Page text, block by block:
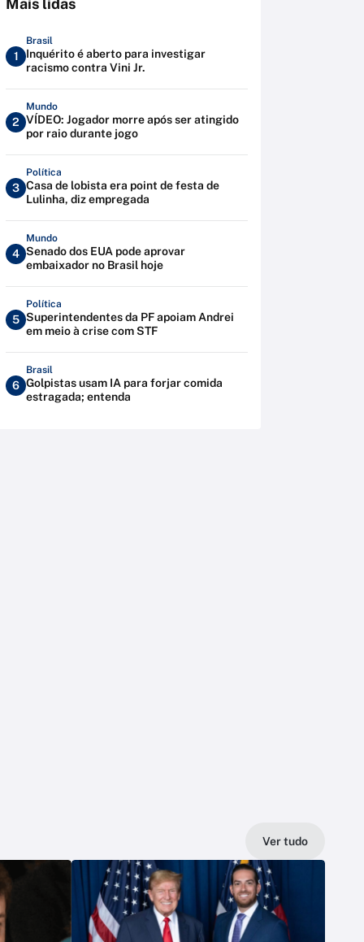
Mais lidas
1
Brasil
Inquérito é aberto para investigar
racismo contra Vini Jr.
2
Mundo
VÍDEO: Jogador morre após ser atingido
por raio durante jogo
3
Política
Casa de lobista era point de festa de
Lulinha, diz empregada
4
Mundo
Senado dos EUA pode aprovar
embaixador no Brasil hoje
5
Política
Superintendentes da PF apoiam Andrei
em meio à crise com STF
6
Brasil
Golpistas usam IA para forjar comida
estragada; entenda
Ver tudo